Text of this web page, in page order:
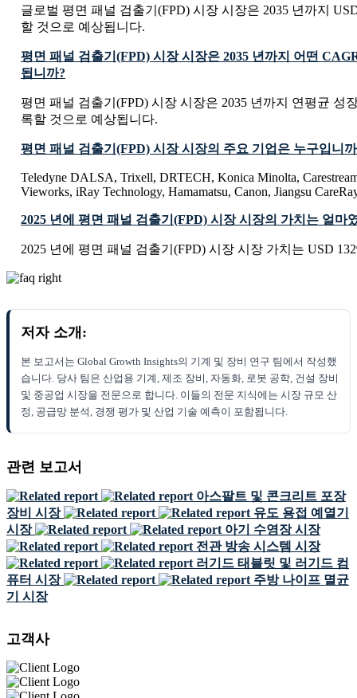
글로벌 평면 패널 검출기(FPD) 시장 시장은 2035 년까지
할 것으로 예상됩니다.
평면 패널 검출기(FPD) 시장 시장은 2035 년까지 어떤
됩니까?
평면 패널 검출기(FPD) 시장 시장은 2035 년까지 연평균 성
록할 것으로 예상됩니다.
평면 패널 검출기(FPD) 시장 시장의 주요 기업은 누구입니
Teledyne DALSA, Trixell, DRTECH, Konica Minolta,
Vieworks, iRay Technology, Hamamatsu, Canon, Jiangsu
2025 년에 평면 패널 검출기(FPD) 시장 시장의 가치는 얼마
2025 년에 평면 패널 검출기(FPD) 시장 시장 가치는 USD
저자 소개:
본 보고서는 Global Growth Insights의 기계 및 장비 연구 팀에서 작성했
습니다. 당사 팀은 산업용 기계, 제조 장비, 자동화, 로봇 공학, 건설 장비
및 중공업 시장을 전문으로 합니다. 이들의 전문 지식에는 시장 규모 산
정, 공급망 분석, 경쟁 평가 및 산업 기술 예측이 포함됩니다.
관련 보고서
아스팔트 및 콘크리트 포장
장비 시장
유도 용접 예열기
시장
아기 수영장 시장
전관 방송 시스템 시장
러기드 태블릿 및 러기드 컴
퓨터 시장
주방 나이프 멸균
기 시장
고객사